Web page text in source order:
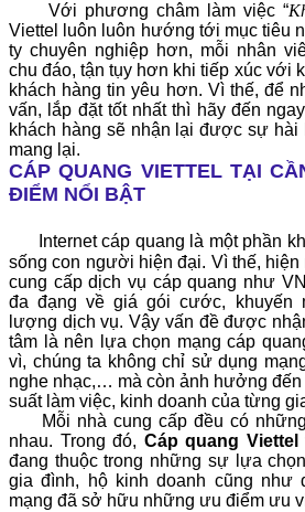
Với phương châm làm việc “
Viettel luôn luôn hướng tới mục tiêu
ty chuyên nghiệp hơn, mỗi nhân
chu đáo, tận tụy hơn khi tiếp xúc với
khách hàng tin yêu hơn. Vì thế, để
vấn, lắp đặt tốt nhất thì hãy đến
khách hàng sẽ nhận lại được sự hài
mang lại.
CÁP QUANG VIETTEL TẠI
ĐIỂM NỔI BẬT
Internet cáp quang là một phần
sống con người hiện đại. Vì thế,
cung cấp dịch vụ cáp quang như
đa đạng về giá gói cước, khuyến
lượng dịch vụ. Vậy vấn đề được
tâm là nên lựa chọn mạng cáp
vì, chúng ta không chỉ sử dụng
nghe nhạc,… mà còn ảnh hưởng đến
suất làm việc, kinh doanh của từng
Mỗi nhà cung cấp đều có
nhau. Trong đó, Cáp quang
đang thuộc trong những sự lựa
gia đình, hộ kinh doanh cũng như
mạng đã sở hữu những ưu điểm ưu